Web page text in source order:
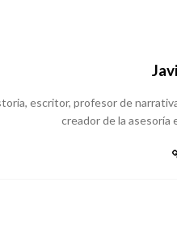
escritor, profesor de
creador de la